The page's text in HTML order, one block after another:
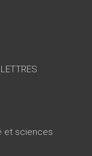
et sciences